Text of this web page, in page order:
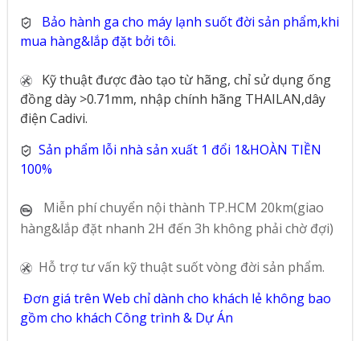
Bảo hành ga cho máy lạnh suốt đời sản phẩm,khi
mua hàng&lắp đặt bởi tôi.
Kỹ thuật được đào tạo từ hãng, chỉ sử dụng ống
đồng dày >0.71mm, nhập chính hãng THAILAN,dây
điện Cadivi.
Sản phẩm lỗi nhà sản xuất 1 đổi 1&HOÀN TIỀN
100%
Miễn phí chuyển nội thành TP.HCM 20km(giao
hàng&lắp đặt nhanh 2H đến 3h không phải chờ đợi)
Hỗ trợ tư vấn kỹ thuật suốt vòng đời sản phẩm.
Đơn giá trên Web chỉ dành cho khách lẻ không bao
gồm cho khách Công trình & Dự Án